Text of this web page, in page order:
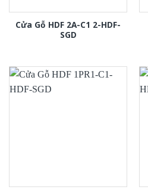
Cửa Gỗ HDF 2A-C1 2-HDF-
SGD